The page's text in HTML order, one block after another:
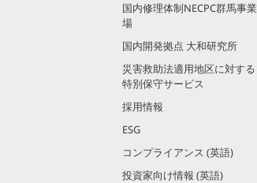
国内修理体制NECPC群馬事業
場
国内開発拠点 大和研究所
災害救助法適用地区に対する
特別保守サービス
採用情報
ESG
コンプライアンス (英語)
投資家向け情報 (英語)